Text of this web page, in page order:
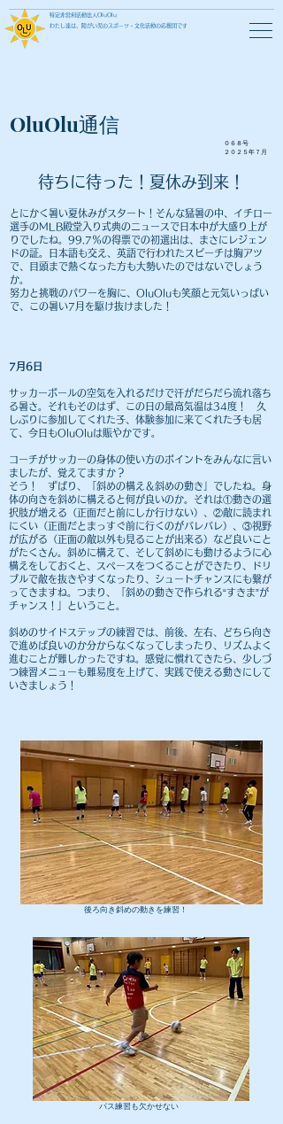
特定非営利活動法人OluOlu
わたし達は、障がい児のスポーツ・文化活動の応援団です
OluOlu通信
０６８号
​２０２５年７月
​待ちに待った！夏休み到来！
とにかく暑い夏休みがスタート！そんな猛暑の中、イチロー
選手のMLB殿堂入り式典のニュースで日本中が大盛り上が
りでしたね。99.7％の得票での初選出は、まさにレジェン
ドの証。日本語も交え、英語で行われたスピーチは胸アツ
で、目頭まで熱くなった方も大勢いたのではないでしょう
か。
努力と挑戦のパワーを胸に、OluOluも笑顔と元気いっぱい
で、この暑い7月を駆け抜けました ！
7月6日
サッカーボールの空気を入れるだけで汗がだらだら流れ落ち
る暑さ。それもそのはず、この日の最高気温は34度！ 久
しぶりに参加してくれた子、体験参加に来てくれた子も居
て、今日もOluOluは賑やかです。​
コーチがサッカーの身体の使い方のポイントをみんなに言い
ましたが、覚えてますか？
そう！ ずばり、「斜めの構え＆斜めの動き」でしたね。身
体の向きを斜めに構えると何が良いのか。それは①動きの選
択肢が増える（正面だと前にしか行けない）、②敵に読まれ
にくい（正面だとまっすぐ前に行くのがバレバレ）、③視野
が広がる（正面の敵以外も見ることが出来る）など良いこと
がたくさん。斜めに構えて、そして斜めにも動けるように心
構えをしておくと、スペースをつくることができたり、ドリ
ブルで敵を抜きやすくなったり、シュートチャンスにも繋が
ってきますね。つまり、「斜めの動きで作られる“すきま”が
チャンス！」ということ。
斜めのサイドステップの練習では、前後、左右、どちら向き
で進めば良いのか分からなくなってしまったり、リズムよく
進むことが難しかったですね。感覚に慣れてきたら、少しづ
つ練習メニューも難易度を上げて ​、実践で使える動きにして
いきましょう！
​後ろ向き斜めの動きを練習！
​パス練習も欠かせない